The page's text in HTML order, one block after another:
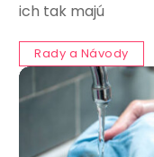
ich tak majú
Rady a Návody